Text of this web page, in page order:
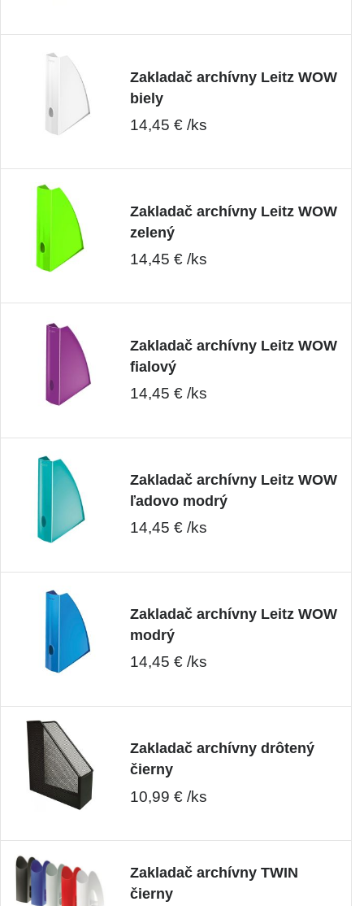
Zakladač archívny Leitz WOW
biely
14,45 € /ks
Zakladač archívny Leitz WOW
zelený
14,45 € /ks
Zakladač archívny Leitz WOW
fialový
14,45 € /ks
Zakladač archívny Leitz WOW
ľadovo modrý
14,45 € /ks
Zakladač archívny Leitz WOW
modrý
14,45 € /ks
Zakladač archívny drôtený
čierny
10,99 € /ks
Zakladač archívny TWIN
čierny